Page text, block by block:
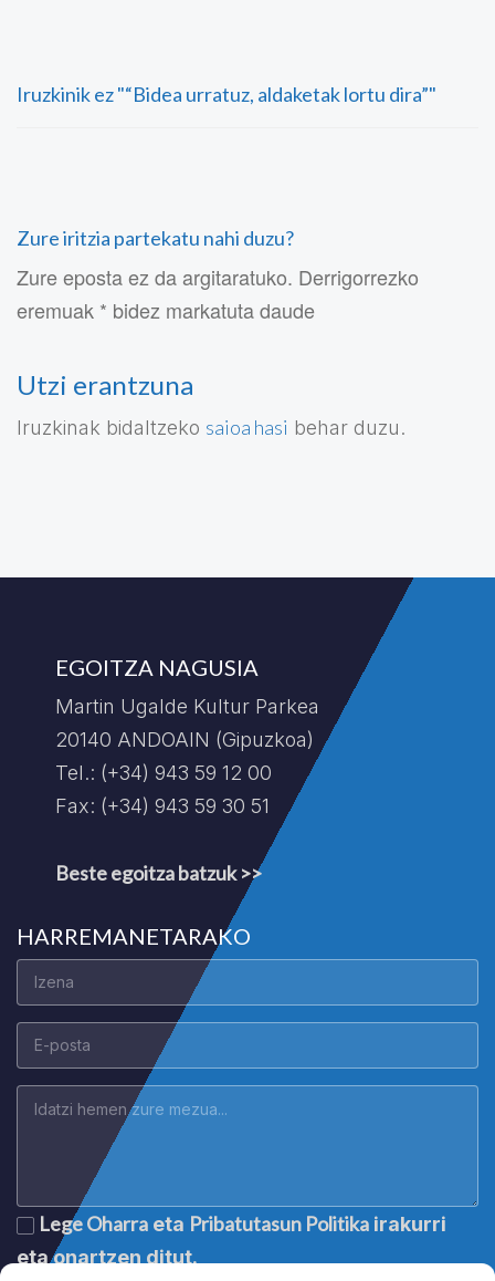
Iruzkinik ez "“Bidea urratuz, aldaketak lortu dira”"
Zure iritzia partekatu nahi duzu?
Zure eposta ez da argitaratuko. Derrigorrezko
eremuak * bidez markatuta daude
Utzi erantzuna
Iruzkinak bidaltzeko saioa hasi behar duzu.
EGOITZA NAGUSIA
Martin Ugalde Kultur Parkea
20140 ANDOAIN (Gipuzkoa)
Tel.: (+34) 943 59 12 00
Fax: (+34) 943 59 30 51
Beste egoitza batzuk >>
HARREMANETARAKO
Lege Oharra eta Pribatutasun Politika irakurri
eta onartzen ditut.